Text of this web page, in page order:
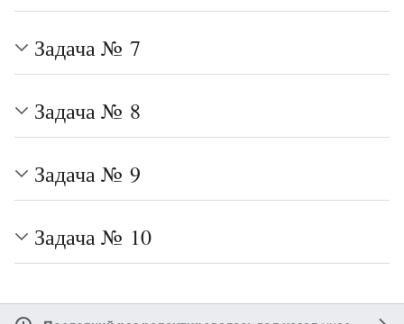
Задача № 7
Задача № 8
Задача № 9
Задача № 10